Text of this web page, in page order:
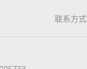
联系方式